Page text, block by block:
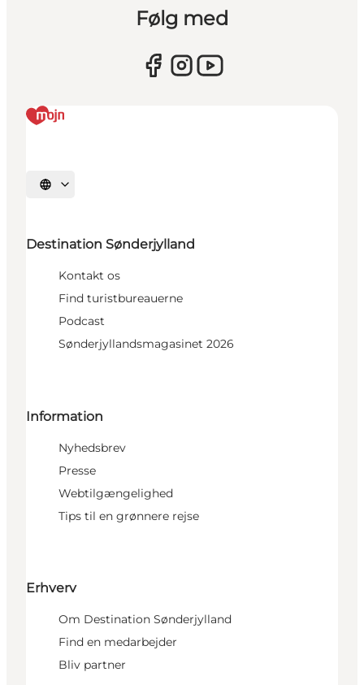
Følg med
Vælg sprog
Destination Sønderjylland
Kontakt os
Find turistbureauerne
Podcast
Sønderjyllandsmagasinet 2026
Information
Nyhedsbrev
Presse
Webtilgængelighed
Tips til en grønnere rejse
Erhverv
Om Destination Sønderjylland
Find en medarbejder
Bliv partner